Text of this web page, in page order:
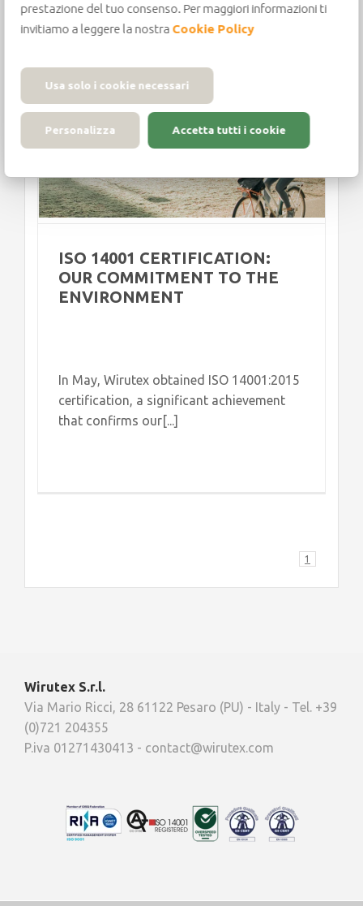
prestazione del tuo consenso. Per maggiori informazioni ti
invitiamo a leggere la nostra Cookie Policy
Usa solo i cookie necessari
Personalizza Accetta tutti i cookie
ISO 14001 CERTIFICATION:
OUR COMMITMENT TO THE
ENVIRONMENT
In May, Wirutex obtained ISO 14001:2015
certification, a significant achievement
that confirms our[...]
1
Wirutex S.r.l.
Via Mario Ricci, 28 61122 Pesaro (PU) - Italy - Tel. +39
(0)721 204355
P.iva 01271430413 - contact@wirutex.com